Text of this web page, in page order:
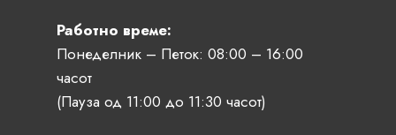
Работно време:
Понеделник – Петок: 08:00 – 16:00
часот
(Пауза од 11:00 до 11:30 часот)